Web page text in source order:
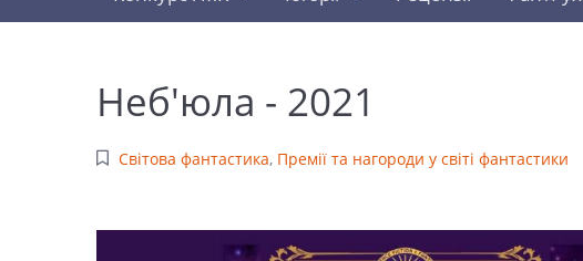
Неб'юла - 2021
Світова фантастика, Премії та нагороди у світі фантастики